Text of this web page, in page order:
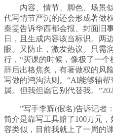
内容、情节、脚色、场景似
代写情节严沉的还会形成著做
秦雯告诉华西都会报、封面旧
日，且生成内容该当标识。两
眼。又防止，激发热议。只需
行，“买课的时候，像极了一个
辞后出格焦炙，有著做权的风
写做的鸿沟法则。“AI能够辅
属。但我但愿它别代替我。
”写手李辉(假名)告诉记者：
简介是靠写工具赔了100万元
容类似，目前我就上了一周的